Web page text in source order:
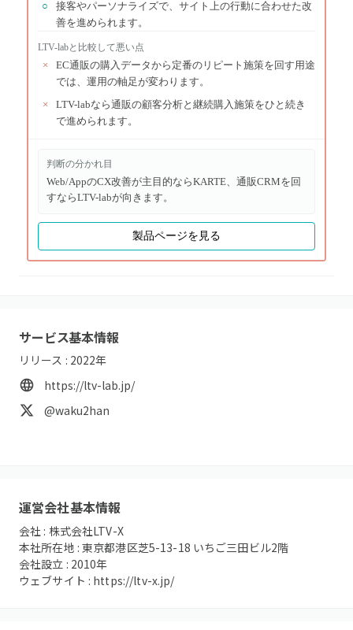
○
接客やパーソナライズで、サイト上の行動に合わせた改
善を進められます。
LTV-labと比較して悪い点
×
EC通販の購入データから定番のリピート施策を回す用途
では、運用の軸足が変わります。
×
LTV-labなら通販の顧客分析と継続購入施策をひと続き
で進められます。
判断の分かれ目
Web/AppのCX改善が主目的ならKARTE、通販CRMを回
すならLTV-labが向きます。
製品ページを見る
サービス基本情報
リリース : 2022年
https://ltv-lab.jp/
@waku2han
運営会社基本情報
会社 : 株式会社LTV-X
本社所在地 :東京都港区芝5-13-18 いちご三田ビル2階
会社設立 : 2010年
ウェブサイト : https://ltv-x.jp/